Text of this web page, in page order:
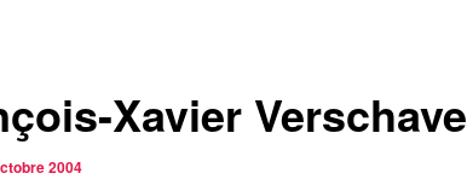
Xavier Verschave
2004